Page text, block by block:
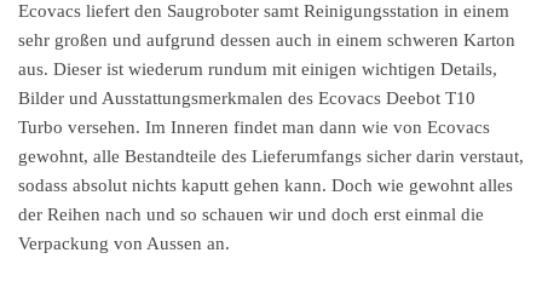
Ecovacs liefert den Saugroboter samt Reinigungsstation in einem
sehr großen und aufgrund dessen auch in einem schweren Karton
aus. Dieser ist wiederum rundum mit einigen wichtigen Details,
Bilder und Ausstattungsmerkmalen des Ecovacs Deebot T10
Turbo versehen. Im Inneren findet man dann wie von Ecovacs
gewohnt, alle Bestandteile des Lieferumfangs sicher darin verstaut,
sodass absolut nichts kaputt gehen kann. Doch wie gewohnt alles
der Reihen nach und so schauen wir und doch erst einmal die
Verpackung von Aussen an.